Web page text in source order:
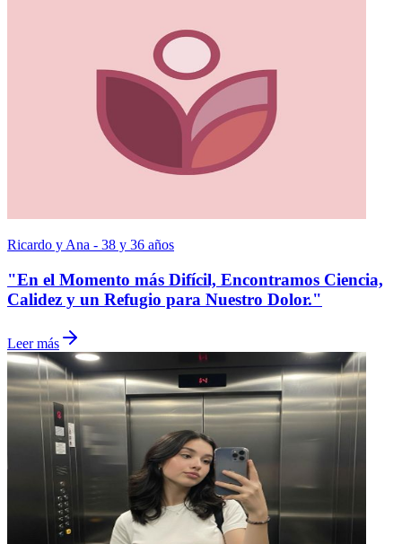
Ricardo y Ana - 38 y 36 años
"En el Momento más Difícil, Encontramos Ciencia,
Calidez y un Refugio para Nuestro Dolor."
Leer más